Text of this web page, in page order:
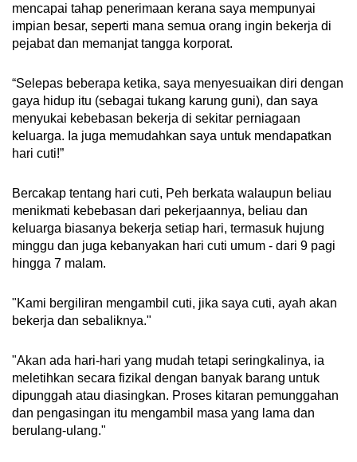
mencapai tahap penerimaan kerana saya mempunyai
impian besar, seperti mana semua orang ingin bekerja di
pejabat dan memanjat tangga korporat.
“Selepas beberapa ketika, saya menyesuaikan diri dengan
gaya hidup itu (sebagai tukang karung guni), dan saya
menyukai kebebasan bekerja di sekitar perniagaan
keluarga. Ia juga memudahkan saya untuk mendapatkan
hari cuti!”
Bercakap tentang hari cuti, Peh berkata walaupun beliau
menikmati kebebasan dari pekerjaannya, beliau dan
keluarga biasanya bekerja setiap hari, termasuk hujung
minggu dan juga kebanyakan hari cuti umum - dari 9 pagi
hingga 7 malam.
"Kami bergiliran mengambil cuti, jika saya cuti, ayah akan
bekerja dan sebaliknya."
"Akan ada hari-hari yang mudah tetapi seringkalinya, ia
meletihkan secara fizikal dengan banyak barang untuk
dipunggah atau diasingkan. Proses kitaran pemunggahan
dan pengasingan itu mengambil masa yang lama dan
berulang-ulang."